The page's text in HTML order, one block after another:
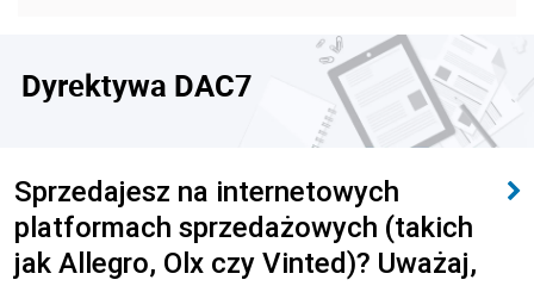
Dyrektywa DAC7
Sprzedajesz na internetowych
platformach sprzedażowych (takich
jak Allegro, Olx czy Vinted)? Uważaj,